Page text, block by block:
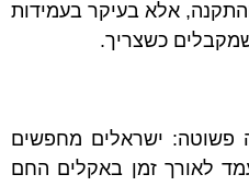
אלא בעיקר בעמידות
כשצריך.
פשוטה: ישראלים מחפשים
לאורך זמן באקלים החם